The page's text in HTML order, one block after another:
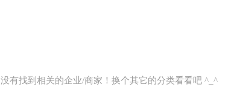
没有找到相关的企业/商家！换个其它的分类看看吧 ^_^